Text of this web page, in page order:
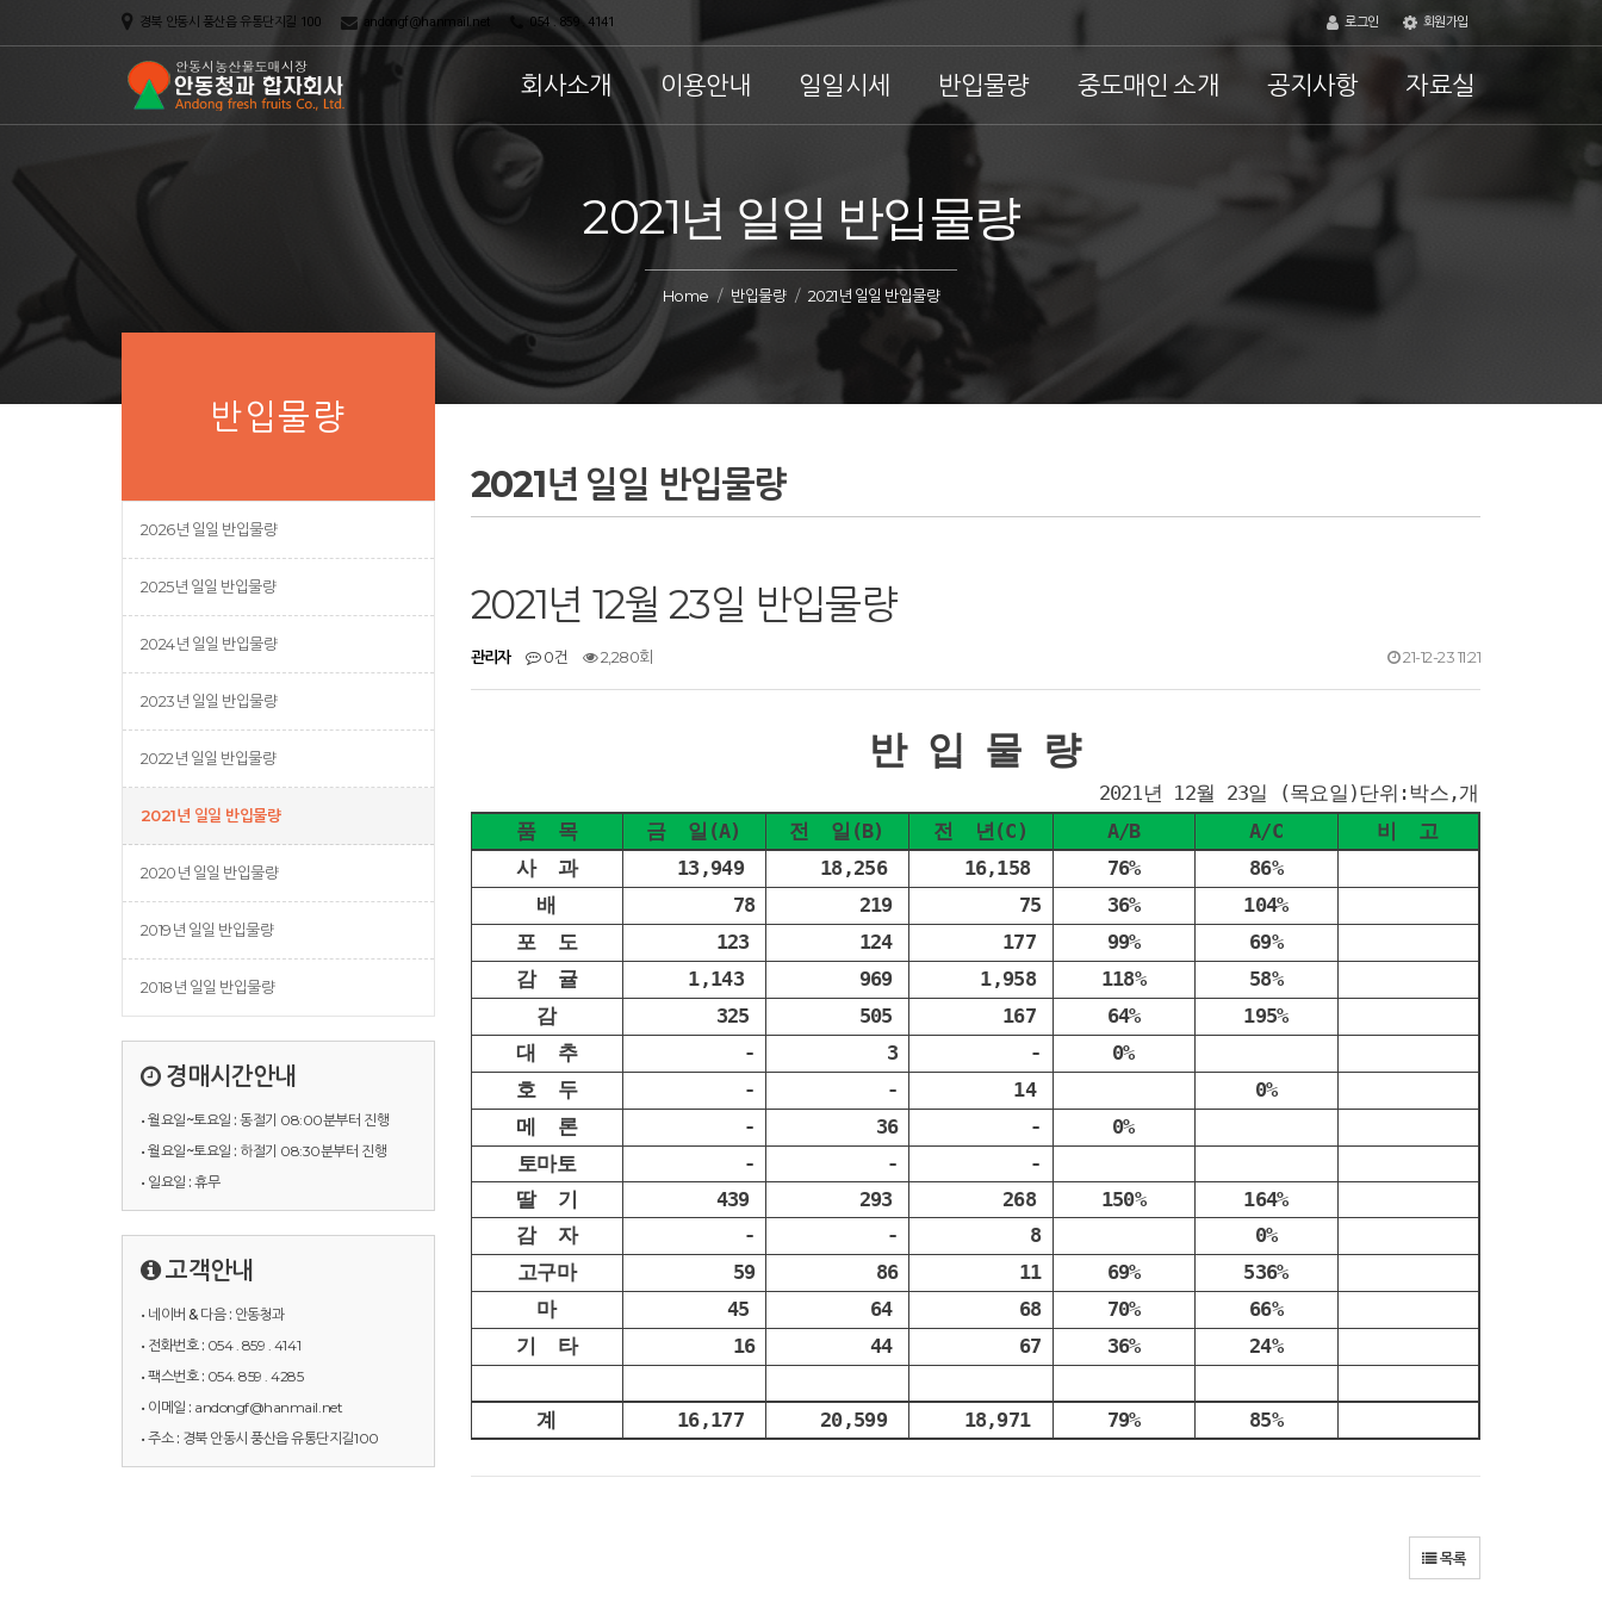
경북 안동시 풍산읍 유통단지길 100 andongf@hanmail.net 054 . 859 . 4141 로그인 회원가입
회사소개 이용안내 일일시세 반입물량 중도매인 소개 공지사항 자료실
2021년 일일 반입물량
Home 반입물량 2021년 일일 반입물량
반입물량
2026년 일일 반입물량
2025년 일일 반입물량
2024년 일일 반입물량
2023년 일일 반입물량
2022년 일일 반입물량
2021년 일일 반입물량
2020년 일일 반입물량
2019년 일일 반입물량
2018년 일일 반입물량
경매시간안내
• 월요일~토요일 : 동절기 08:00분부터 진행
• 월요일~토요일 : 하절기 08:30분부터 진행
• 일요일 : 휴무
고객안내
• 네이버 & 다음 : 안동청과
• 전화번호 : 054 . 859 . 4141
• 팩스번호 : 054. 859 . 4285
• 이메일 : andongf@hanmail.net
• 주소 : 경북 안동시 풍산읍 유통단지길100
2021년 일일 반입물량
2021년 12월 23일 반입물량
관리자 0건 2,280회 21-12-23 11:21
반 입 물 량
2021년 12월 23일 (목요일)단위:박스,개
품 목
금 일(A) 전 일(B) 전 년(C) A/B A/C
비 고
사 과
13,949 18,256 16,158 76%
86%
배
78 219 75 36%
104%
포 도
123 124 177 99%
69%
감 귤
1,143 969 1,958 118%
58%
감
325 505 167 64%
195%
대 추
- 3 -
0%
호 두
- - 14
0%
메 론
- 36 -
0%
토마토
- -
-
딸 기
439 293 268 150%
164%
감 자
- - 8
0%
고구마
59 86 11 69%
536%
마
45 64 68 70%
66%
기 타
16 44 67 36% 24%
계 16,177 20,599 18,971 79% 85%
목록